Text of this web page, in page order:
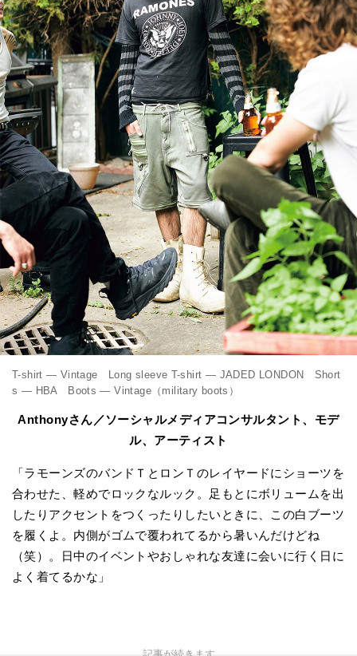
T-shirt — Vintage Long sleeve T-shirt — JADED LONDON Short
s — HBA Boots — Vintage（military boots）
Anthonyさん／ソーシャルメディアコンサルタント、モデ
ル、アーティスト
「ラモーンズのバンドＴとロンＴのレイヤードにショーツを
合わせた、軽めでロックなルック。足もとにボリュームを出
したりアクセントをつくったりしたいときに、この白ブーツ
を履くよ。内側がゴムで覆われてるから暑いんだけどね
（笑）。日中のイベントやおしゃれな友達に会いに行く日に
よく着てるかな」